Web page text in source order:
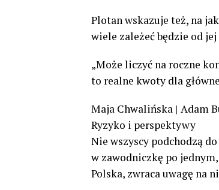
Plotan wskazuje też, na
wiele zależeć będzie od
„Może liczyć na roczne
to realne kwoty dla
Maja Chwalińska | Adam
Ryzyko i perspektywy
Nie wszyscy podchodzą
w zawodniczkę po
Polska, zwraca uwagę na